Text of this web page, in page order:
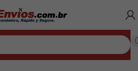
Pinar del Río